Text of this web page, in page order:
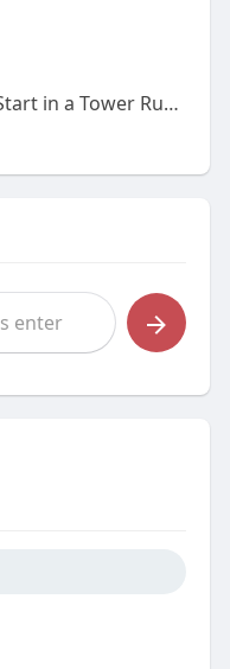
How to Recover from a Bad Start in a Tower Rush Match